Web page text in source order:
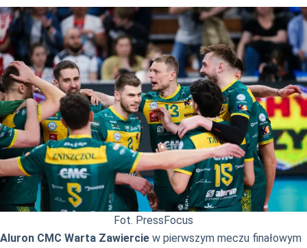
Fot. PressFocus
Aluron CMC Warta Zawiercie w pierwszym meczu finałowym